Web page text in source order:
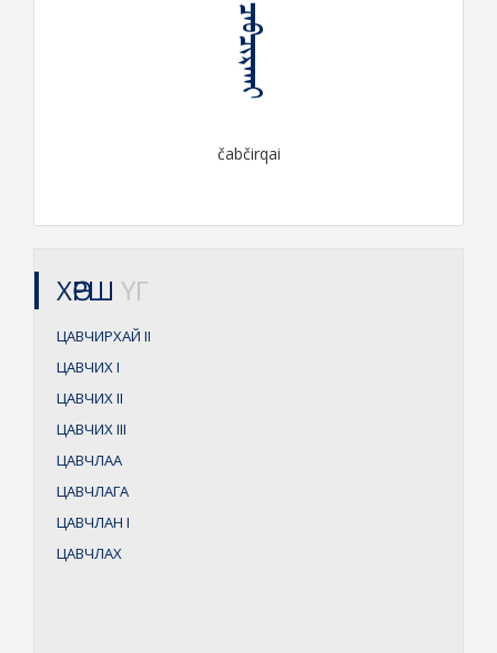
ᠴᠠᠪᠴᠢᠷᠬᠠᠶ
čabčirqai
ХӨРШ ҮГ
ЦАВЧИРХАЙ II
ЦАВЧИХI
ЦАВЧИХII
ЦАВЧИХIII
ЦАВЧЛАА
ЦАВЧЛАГА
ЦАВЧЛАН I
ЦАВЧЛАХ